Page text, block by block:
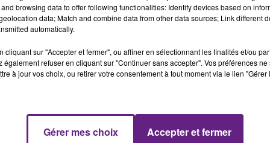
que «la déchéance de la nationalité n'aurait comme
est ailleurs.»
François Sauvadet a voté pour, alors que le député
maire de Beaune s'est lui abstenu.
puis novembre dernier : il faut une sanction, ne pas laisser
browsing data to offer following functionalities: Identify devices based on
data; Match and combine data from other data sources; Link different
automatically.
cliquant sur "Accepter et fermer", ou affiner en sélectionnant les finalités et/ou
également refuser en cliquant sur "Continuer sans accepter". Vos préférences
à jour vos choix, ou retirer votre consentement à tout moment via le lien
Gérer mes choix Accepter et fermer